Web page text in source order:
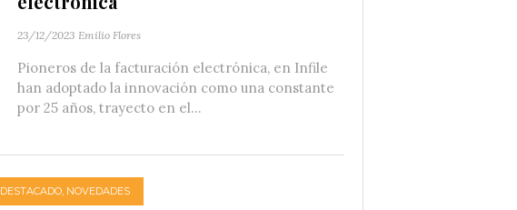
23/12/2023 Emilio Flores
Pioneros de la facturación electrónica, en Infile
han adoptado la innovación como una constante
por 25 años, trayecto en el...
DESTACADO, NOVEDADES